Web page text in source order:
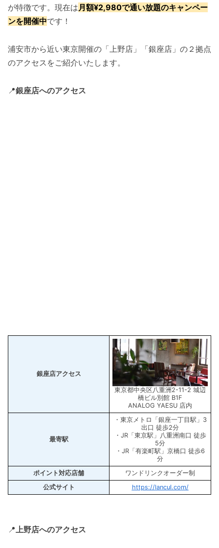
が特徴です。現在は月額¥2,980で通い放題のキャンペー
ンを開催中です！
浦安市から近い東京開催の「上野店」「銀座店」の２拠点
のアクセスをご紹介いたします。
📍銀座店へのアクセス
銀座店アクセス
東京都中央区八重洲2-11-2 城辺
橋ビル別館 B1F
ANALOG YAESU 店内
最寄駅
・東京メトロ「銀座一丁目駅」3
出口 徒歩2分
・JR「東京駅」八重洲南口 徒歩
5分
・JR「有楽町駅」京橋口 徒歩6
分
ポイント対応店舗
ワンドリンクオーダー制
公式サイト
https://lancul.com/
📍上野店へのアクセス